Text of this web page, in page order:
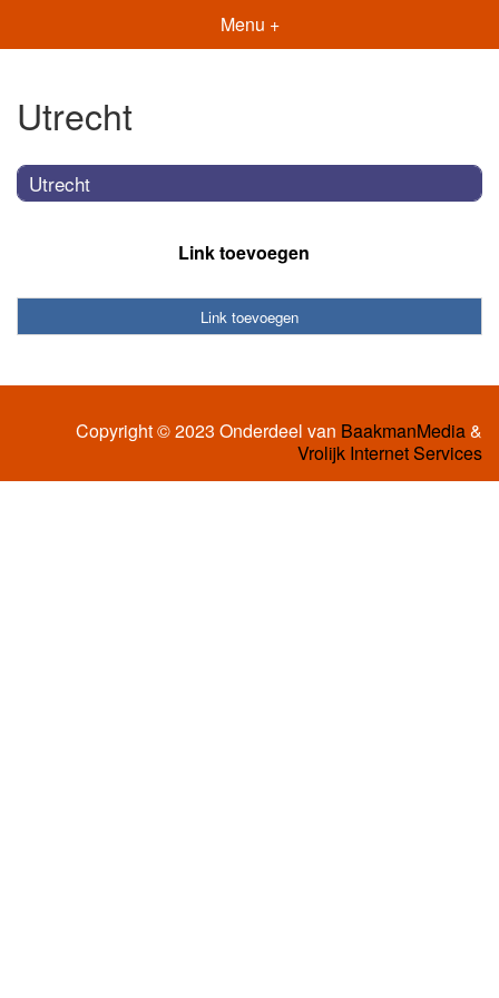
Menu +
Utrecht
Utrecht
Link toevoegen
Link toevoegen
Copyright © 2023 Onderdeel van BaakmanMedia&
Vrolijk Internet Services